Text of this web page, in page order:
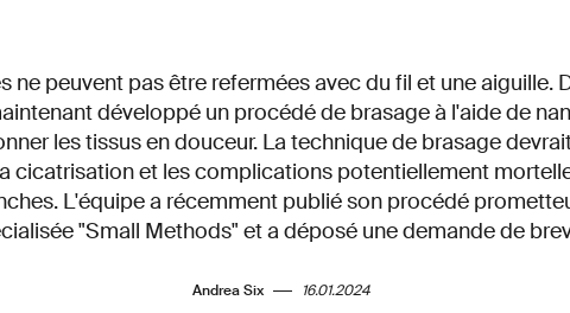
ne peuvent pas être refermées avec du fil et une aiguille.
développé un procédé de brasage à l'aide de
les tissus en douceur. La technique de brasage
cicatrisation et les complications potentiellement
L'équipe a récemment publié son procédé
"Small Methods" et a déposé une demande de
Andrea Six 16.01.2024